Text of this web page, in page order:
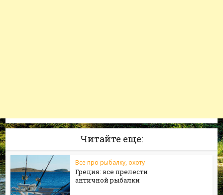
Читайте еще:
Все про рыбалку, охоту
Греция: все прелести
античной рыбалки